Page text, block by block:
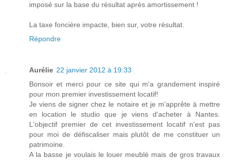
imposé sur la base du résultat après amortissement !
La taxe foncière impacte, bien sur, votre résultat.
Répondre
Aurélie 22 janvier 2012 à 19:33
Bonsoir et merci pour ce site qui m'a grandement inspiré
pour mon premier investissement locatif!
Je viens de signer chez le notaire et je m'apprête à mettre
en location le studio que je viens d'acheter à Nantes.
L'objectif premier de cet investissement locatif n'est pas
pour moi de défiscaliser mais plutôt de me constituer un
patrimoine.
A la basse je voulais le louer meublé mais de gros travaux